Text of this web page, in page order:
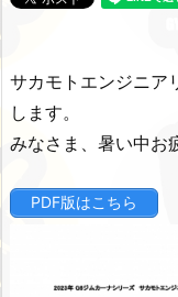
サカモトエンジニア
します。
みなさま、暑い中お
PDF版はこちら